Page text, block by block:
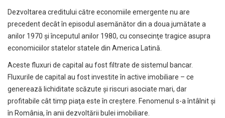
Dezvoltarea creditului către economiile emergente nu are
precedent decât în episodul asemănător din a doua jumătate a
anilor 1970 şi începutul anilor 1980, cu consecinţe tragice asupra
economiciilor statelor statele din America Latină.
Aceste fluxuri de capital au fost filtrate de sistemul bancar.
Fluxurile de capital au fost investite în active imobiliare – ce
generează lichiditate scăzute şi riscuri asociate mari, dar
profitabile cât timp piaţa este în creştere. Fenomenul s-a întâlnit şi
în România, în anii dezvoltării bulei imobiliare.